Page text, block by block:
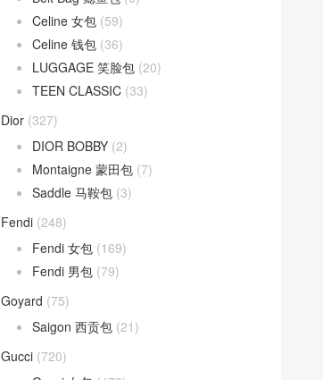
Celine 女包 (59)
Celine 钱包 (36)
LUGGAGE 笑脸包 (20)
TEEN CLASSIC (33)
Dior (327)
DIOR BOBBY (2)
Montaigne 蒙田包 (7)
Saddle 马鞍包 (3)
Fendi (248)
Fendi 女包 (169)
Fendi 男包 (79)
Goyard (75)
Saigon 西贡包 (21)
Gucci (720)